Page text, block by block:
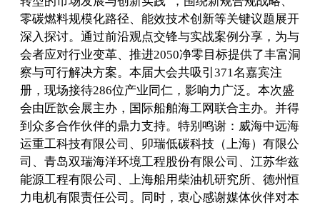
零碳燃料规模化路径、能效技术创新等关键议题展开
深入探讨。通过前沿观点交锋与实战案例分享，为与
会者应对行业变革、推进2050净零目标提供了丰富洞
察与可行解决方案。本届大会共吸引371名嘉宾注
册，现场接待286位产业同仁，影响力广泛。本次盛
会由匠歆会展主办，国际船舶海工网联合主办。并得
到众多合作伙伴的鼎力支持。特别鸣谢：威海中远海
运重工科技有限公司、卯瑞低碳科技（上海）有限公
司、青岛双瑞海洋环境工程股份有限公司、江苏华兹
能源工程有限公司、上海船用柴油机研究所、德州恒
力电机有限责任公司。同时，衷心感谢媒体伙伴对本